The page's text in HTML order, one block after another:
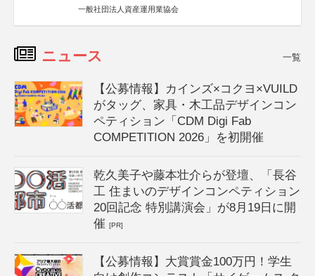
一般社団法人資産運用業協会
ニュース 一覧
【公募情報】カインズ×コクヨ×VUILD
がタッグ、家具・木工品デザインコン
ペティション「CDM Digi Fab
COMPETITION 2026」を初開催
乾久美子や藤本壮介らが登壇、「長谷
工 住まいのデザインコンペティション
20回記念 特別講演会」が8月19日に開
催[PR]
【公募情報】大賞賞金100万円！学生